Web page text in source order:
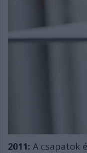
2011: A csapatok